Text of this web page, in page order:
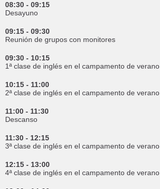
08:30 - 09:15
Desayuno
09:15 - 09:30
Reunión de grupos con monitores
09:30 - 10:15
1ª clase de inglés en el campamento de verano
10:15 - 11:00
2ª clase de inglés en el campamento de verano
11:00 - 11:30
Descanso
11:30 - 12:15
3ª clase de inglés en el campamento de verano
12:15 - 13:00
4ª clase de inglés en el campamento de verano